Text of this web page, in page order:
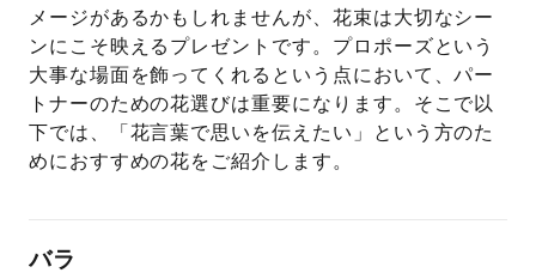
メージがあるかもしれませんが、花束は大切なシー
ンにこそ映えるプレゼントです。プロポーズという
大事な場面を飾ってくれるという点において、パー
トナーのための花選びは重要になります。そこで以
下では、「花言葉で思いを伝えたい」という方のた
めにおすすめの花をご紹介します。
バラ